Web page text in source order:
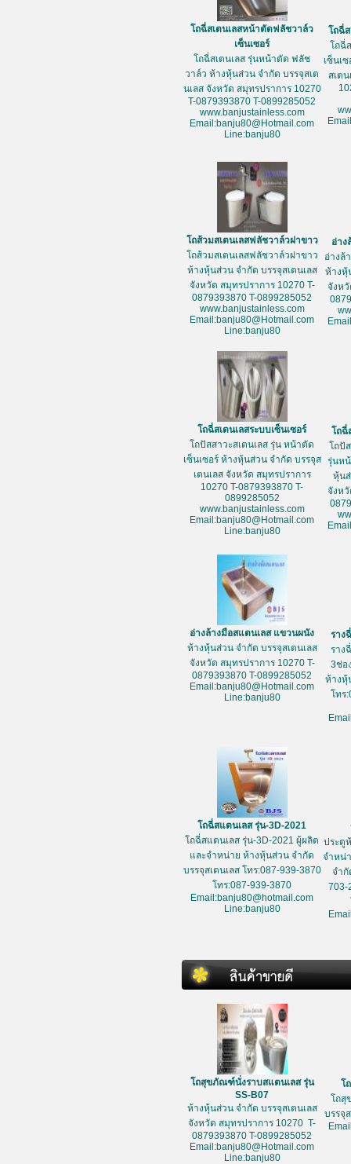
โถฉี่สเตนเลสหน้าตัดฟลัชวาล์ว
เซ็นเซอร์
โถฉี่สเตนเลส รุ่นหน้าตัด ฟลัช
วาล์ว ห้างหุ้นส่วน จำกัด บรรจุสเต
นเลส จังหวัด สมุทรปราการ 10270
T-0879393870 T-0899285052
www.banjustainless.com
Email:banju80@Hotmail.com
Line:banju80
โถฉี่
โถฉี่
เซ็นเ
สเต
โถส้วมสเตนเลสฟลัชวาล์วฝาขาว
โถส้วมสเตนเลสฟลัชวาล์วฝาขาว
ห้างหุ้นส่วน จำกัด บรรจุสเตนเลส
จังหวัด สมุทรปราการ 10270 T-
0879393870 T-0899285052
www.banjustainless.com
Email:banju80@Hotmail.com
Line:banju80
อ่าง
อ่างล้
ห้างหุ้
จังห
โถฉี่สเตนเลสระบบเซ็นเซอร์
โถปัสสาวะสเตนเลส รุ่น หน้าตัด
เซ็นเซอร์ ห้างหุ้นส่วน จำกัด บรรจุส
เตนเลส จังหวัด สมุทรปราการ
10270 T-0879393870 T-
0899285052
www.banjustainless.com
Email:banju80@Hotmail.com
Line:banju80
โถฉี่
โถปั
รุ่นห
หุ้น
จังห
อ่างล้างมือสแตนเลส แขวนผนัง
ห้างหุ้นส่วน จำกัด บรรจุสเตนเลส
จังหวัด สมุทรปราการ 10270 T-
0879393870 T-0899285052
Email:banju80@Hotmail.com
Line:banju80
ราง
ราง
3ช่อ
ห้างหุ้
โทร
โถฉี่สแตนเลส รุ่น-3D-2021
โถฉี่สแตนเลส รุ่น-3D-2021 ผู้ผลิต
และจำหน่าย ห้างหุ้นส่วน จำกัด
บรรจุสเตนเลส โทร:087-939-3870
โทร:087-939-3870
Email:banju80@hotmail.com
Line:banju80
ประตู
จำหน่
จำกั
703-
โถสุขภัณฑ์นั่งราบสแตนเลส รุ่น
SS-B07
ห้างหุ้นส่วน จำกัด บรรจุสเตนเลส
จังหวัด สมุทรปราการ 10270 T-
0879393870 T-0899285052
Email:banju80@Hotmail.com
Line:banju80
โ
โถสุ
บรรจุ